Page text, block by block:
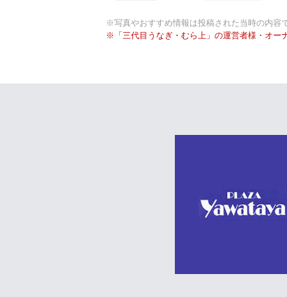
※写真やおすすめ情報は投稿された当時の内容
※「三代目うなぎ・むら上」の運営者様・オー